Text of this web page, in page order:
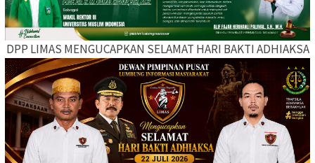
DPP LIMAS MENGUCAPKAN SELAMAT HARI BAKTI ADHIAKSA